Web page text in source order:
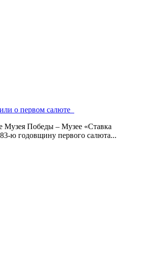
о первом салюте
Музея Победы – Музее «Ставка
ю годовщину первого салюта...